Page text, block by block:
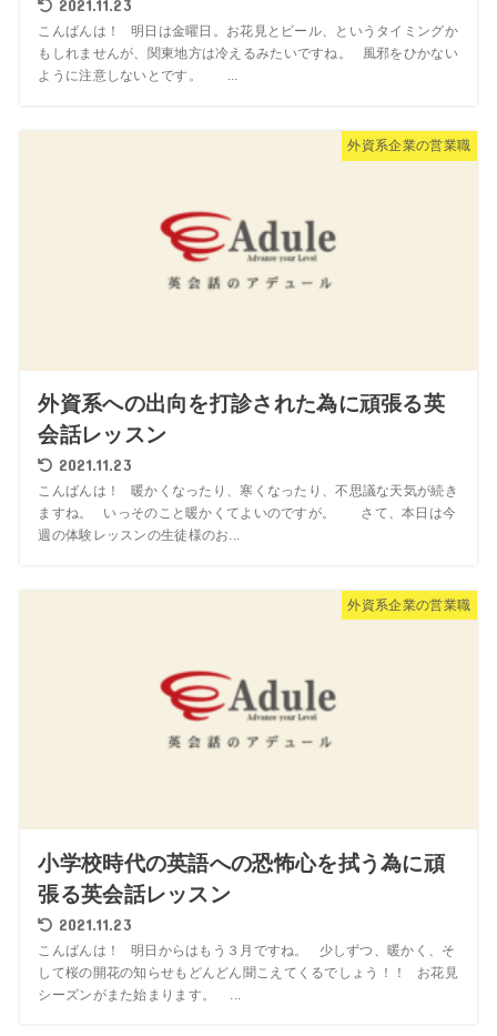
2021.11.23
こんばんは！ 明日は金曜日。お花見とビール、というタイミングか
もしれませんが、関東地方は冷えるみたいですね。 風邪をひかない
ように注意しないとです。 ...
外資系企業の営業職
外資系への出向を打診された為に頑張る英
会話レッスン
2021.11.23
こんばんは！ 暖かくなったり、寒くなったり、不思議な天気が続き
ますね。 いっそのこと暖かくてよいのですが。 さて、本日は今
週の体験レッスンの生徒様のお...
外資系企業の営業職
小学校時代の英語への恐怖心を拭う為に頑
張る英会話レッスン
2021.11.23
こんばんは！ 明日からはもう３月ですね。 少しずつ、暖かく、そ
して桜の開花の知らせもどんどん聞こえてくるでしょう！！ お花見
シーズンがまた始まります。 ...